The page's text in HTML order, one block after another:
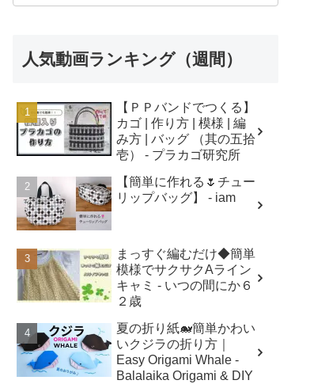
人気動画ランキング（週間）
【ＰＰバンドでつくる】
カゴ | 作り方 | 模様 | 編
み方 | バッグ （其の五拾
壱） - プラカゴ研究所
【簡単に作れる🌷チュー
リップバッグ】 - iam
まっすぐ編むだけ◆簡単
模様でサクサクAライン
キャミ - いつの間にか６
２歳
夏の折り紙🐋簡単かわい
いクジラの折り方｜
Easy Origami Whale -
Balalaika Origami & DIY